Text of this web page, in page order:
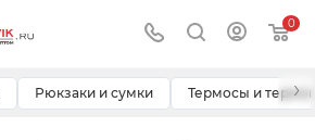
0
Рюкзаки и сумки Термосы и ›